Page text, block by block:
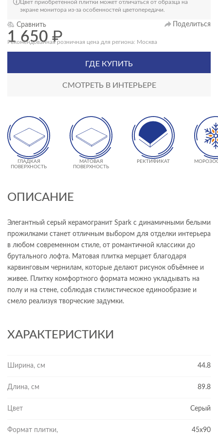
Цвет приобретенной плитки может отличаться от образца на
экране монитора из-за особенностей цветопередачи.
Сравнить Поделиться
1 650₽
Рекомендованная розничная цена для региона: Москва
ГДЕ КУПИТЬ
СМОТРЕТЬ В ИНТЕРЬЕРЕ
ГЛАДКАЯ
ПОВЕРХНОСТЬ
МАТОВАЯ
ПОВЕРХНОСТЬ
РЕКТИФИКАТ
ОПИСАНИЕ
Элегантный серый керамогранит Spark с динамичными белыми
прожилками станет отличным выбором для отделки интерьера
в любом современном стиле, от романтичной классики до
брутального лофта. Матовая плитка мерцает благодаря
карвинговым чернилам, которые делают рисунок объёмнее и
живее. Плитку комфортного формата можно укладывать на
полу и на стене, соблюдая стилистическое единообразие и
смело реализуя творческие задумки.
ХАРАКТЕРИСТИКИ
Ширина, см 44.8
Длина, см 89.8
Цвет Серый
Формат плитки,
45x90